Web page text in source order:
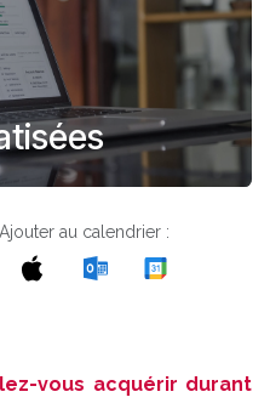
Ajouter au calendrier :
vous acquérir durant